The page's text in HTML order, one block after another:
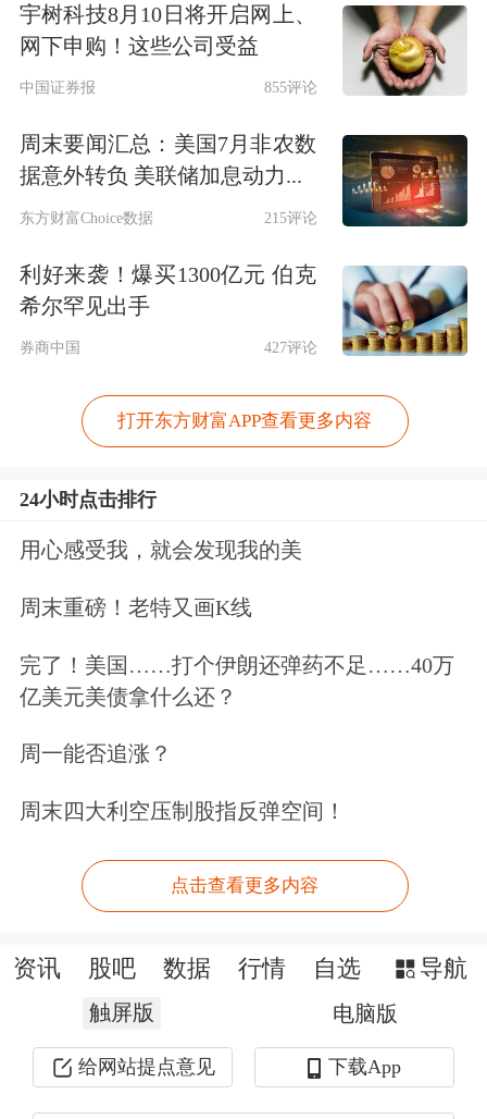
宇树科技8月10日将开启网上、
网下申购！这些公司受益
中国证券报 855评论
周末要闻汇总：美国7月非农数
据意外转负 美联储加息动力...
东方财富Choice数据 215评论
利好来袭！爆买1300亿元 伯克
希尔罕见出手
券商中国 427评论
打开东方财富APP查看更多内容
24小时点击排行
用心感受我，就会发现我的美
周末重磅！老特又画K线
完了！美国……打个伊朗还弹药不足……40万
亿美元美债拿什么还？
周一能否追涨？
周末四大利空压制股指反弹空间！
点击查看更多内容
资讯 股吧 数据 行情 自选 导航
触屏版 电脑版
给网站提点意见 下载App